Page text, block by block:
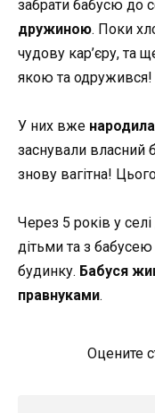
забрати бабусю до
дружиною. Поки
чудову кар’єру, та
якою та одружився!
У них вже
заснували власний
знову вагітна!
Через 5 років у
дітьми та з
будинку. Бабуся
правнуками.
Оцените